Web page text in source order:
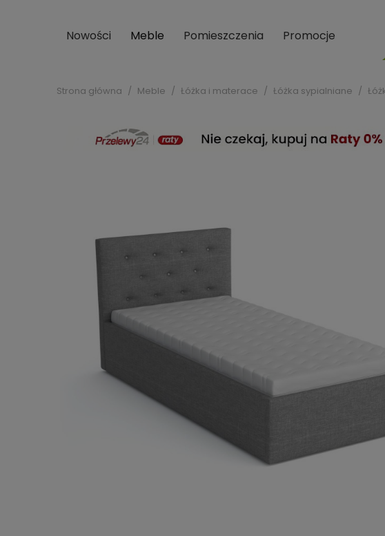
Nowości Meble Pomieszczenia Promocje
Strona główna Meble Łóżka i materace Łóżka sypialniane